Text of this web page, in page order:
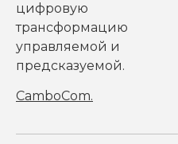
цифровую
трансформацию
управляемой и
предсказуемой.
CamboCom.